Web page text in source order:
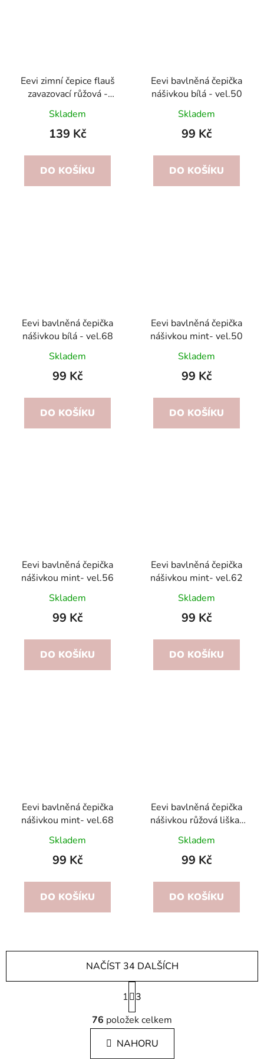
Eevi zimní čepice flauš
zavazovací růžová -
vel.62
Skladem
139 Kč
DO KOŠÍKU
Eevi bavlněná čepička
nášivkou bílá - vel.50
Skladem
99 Kč
DO KOŠÍKU
Eevi bavlněná čepička
nášivkou bílá - vel.68
Skladem
99 Kč
DO KOŠÍKU
Eevi bavlněná čepička
nášivkou mint- vel.50
Skladem
99 Kč
DO KOŠÍKU
Eevi bavlněná čepička
nášivkou mint- vel.56
Skladem
99 Kč
DO KOŠÍKU
Eevi bavlněná čepička
nášivkou mint- vel.62
Skladem
99 Kč
DO KOŠÍKU
Eevi bavlněná čepička
nášivkou mint- vel.68
Skladem
99 Kč
DO KOŠÍKU
Eevi bavlněná čepička
nášivkou růžová liška-
vel.68
Skladem
99 Kč
DO KOŠÍKU
O
v
l
á
NAČÍST 34 DALŠÍCH
S
t
r
á
n
k
1
3
76 položek celkem
NAHORU